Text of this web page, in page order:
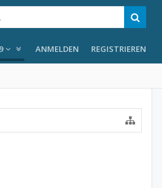
9 ANMELDEN REGISTRIEREN